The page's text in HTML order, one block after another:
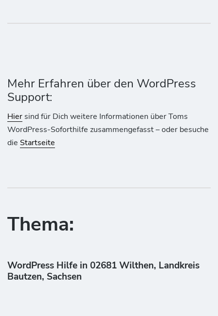
Mehr Erfahren über den WordPress
Support:
Hier sind für Dich weitere Informationen über Toms
WordPress-Soforthilfe zusammengefasst – oder besuche
die Startseite
Thema:
WordPress Hilfe in 02681 Wilthen, Landkreis
Bautzen, Sachsen